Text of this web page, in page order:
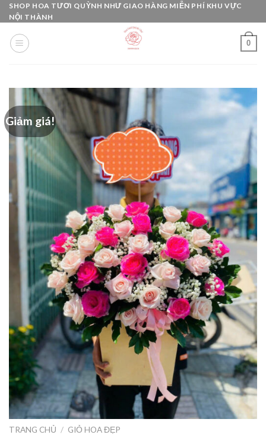
Skip
to
content
SHOP HOA TƯƠI QUỲNH NHƯ GIAO HÀNG MIỄN PHÍ KHU VỰC
NỘI THÀNH
0
Giảm giá!
TRANG CHỦ / GIỎ HOA ĐẸP